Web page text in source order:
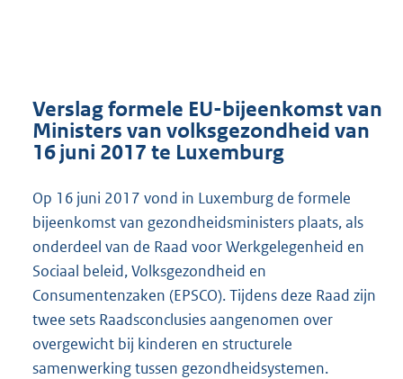
Verslag formele EU-bijeenkomst van
Ministers van volksgezondheid van
16 juni 2017 te Luxemburg
Op 16 juni 2017 vond in Luxemburg de formele
bijeenkomst van gezondheidsministers plaats, als
onderdeel van de Raad voor Werkgelegenheid en
Sociaal beleid, Volksgezondheid en
Consumentenzaken (EPSCO). Tijdens deze Raad zijn
twee sets Raadsconclusies aangenomen over
overgewicht bij kinderen en structurele
samenwerking tussen gezondheidsystemen.